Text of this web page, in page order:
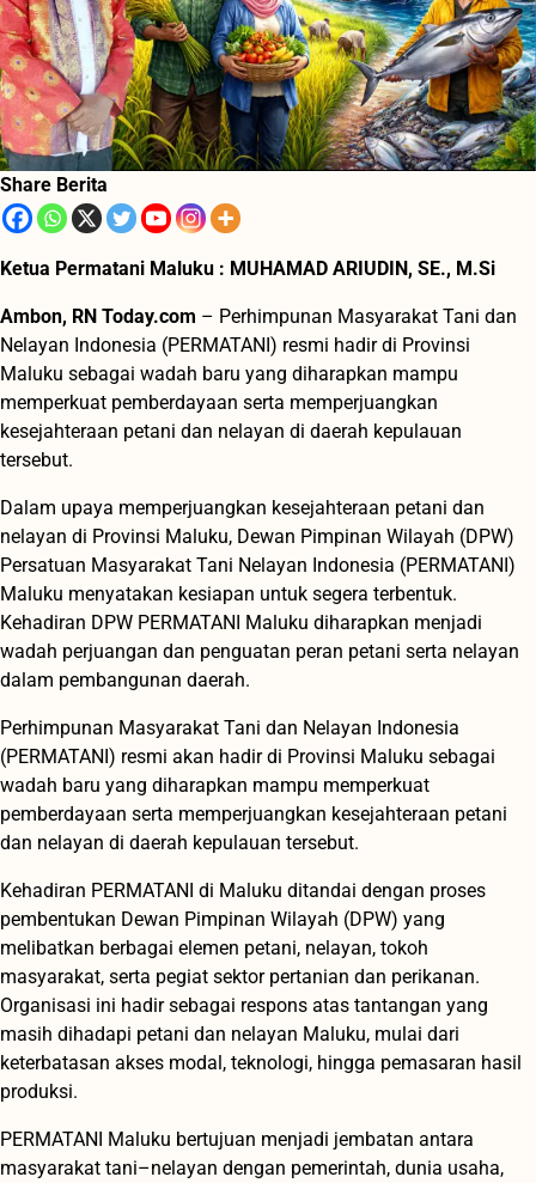
Share Berita
Ketua Permatani Maluku : MUHAMAD ARIUDIN, SE., M.Si
Ambon, RN Today.com – Perhimpunan Masyarakat Tani dan
Nelayan Indonesia (PERMATANI) resmi hadir di Provinsi
Maluku sebagai wadah baru yang diharapkan mampu
memperkuat pemberdayaan serta memperjuangkan
kesejahteraan petani dan nelayan di daerah kepulauan
tersebut.
Dalam upaya memperjuangkan kesejahteraan petani dan
nelayan di Provinsi Maluku, Dewan Pimpinan Wilayah (DPW)
Persatuan Masyarakat Tani Nelayan Indonesia (PERMATANI)
Maluku menyatakan kesiapan untuk segera terbentuk.
Kehadiran DPW PERMATANI Maluku diharapkan menjadi
wadah perjuangan dan penguatan peran petani serta nelayan
dalam pembangunan daerah.
Perhimpunan Masyarakat Tani dan Nelayan Indonesia
(PERMATANI) resmi akan hadir di Provinsi Maluku sebagai
wadah baru yang diharapkan mampu memperkuat
pemberdayaan serta memperjuangkan kesejahteraan petani
dan nelayan di daerah kepulauan tersebut.
Kehadiran PERMATANI di Maluku ditandai dengan proses
pembentukan Dewan Pimpinan Wilayah (DPW) yang
melibatkan berbagai elemen petani, nelayan, tokoh
masyarakat, serta pegiat sektor pertanian dan perikanan.
Organisasi ini hadir sebagai respons atas tantangan yang
masih dihadapi petani dan nelayan Maluku, mulai dari
keterbatasan akses modal, teknologi, hingga pemasaran hasil
produksi.
PERMATANI Maluku bertujuan menjadi jembatan antara
masyarakat tani–nelayan dengan pemerintah, dunia usaha,